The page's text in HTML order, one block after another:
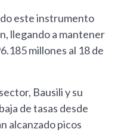
este instrumento
llegando a mantener
millones al 18 de
Bausili y su
de tasas desde
alcanzado picos